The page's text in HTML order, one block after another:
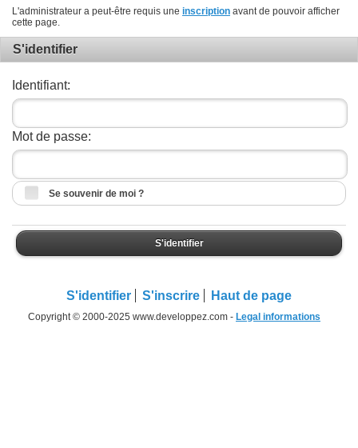
L'administrateur a peut-être requis une inscription avant de pouvoir afficher
cette page.
S'identifier
Identifiant:
Mot de passe:
Se souvenir de moi ?
S'identifier
S'identifier S'inscrire Haut de page
Copyright © 2000-2025 www.developpez.com - Legal informations